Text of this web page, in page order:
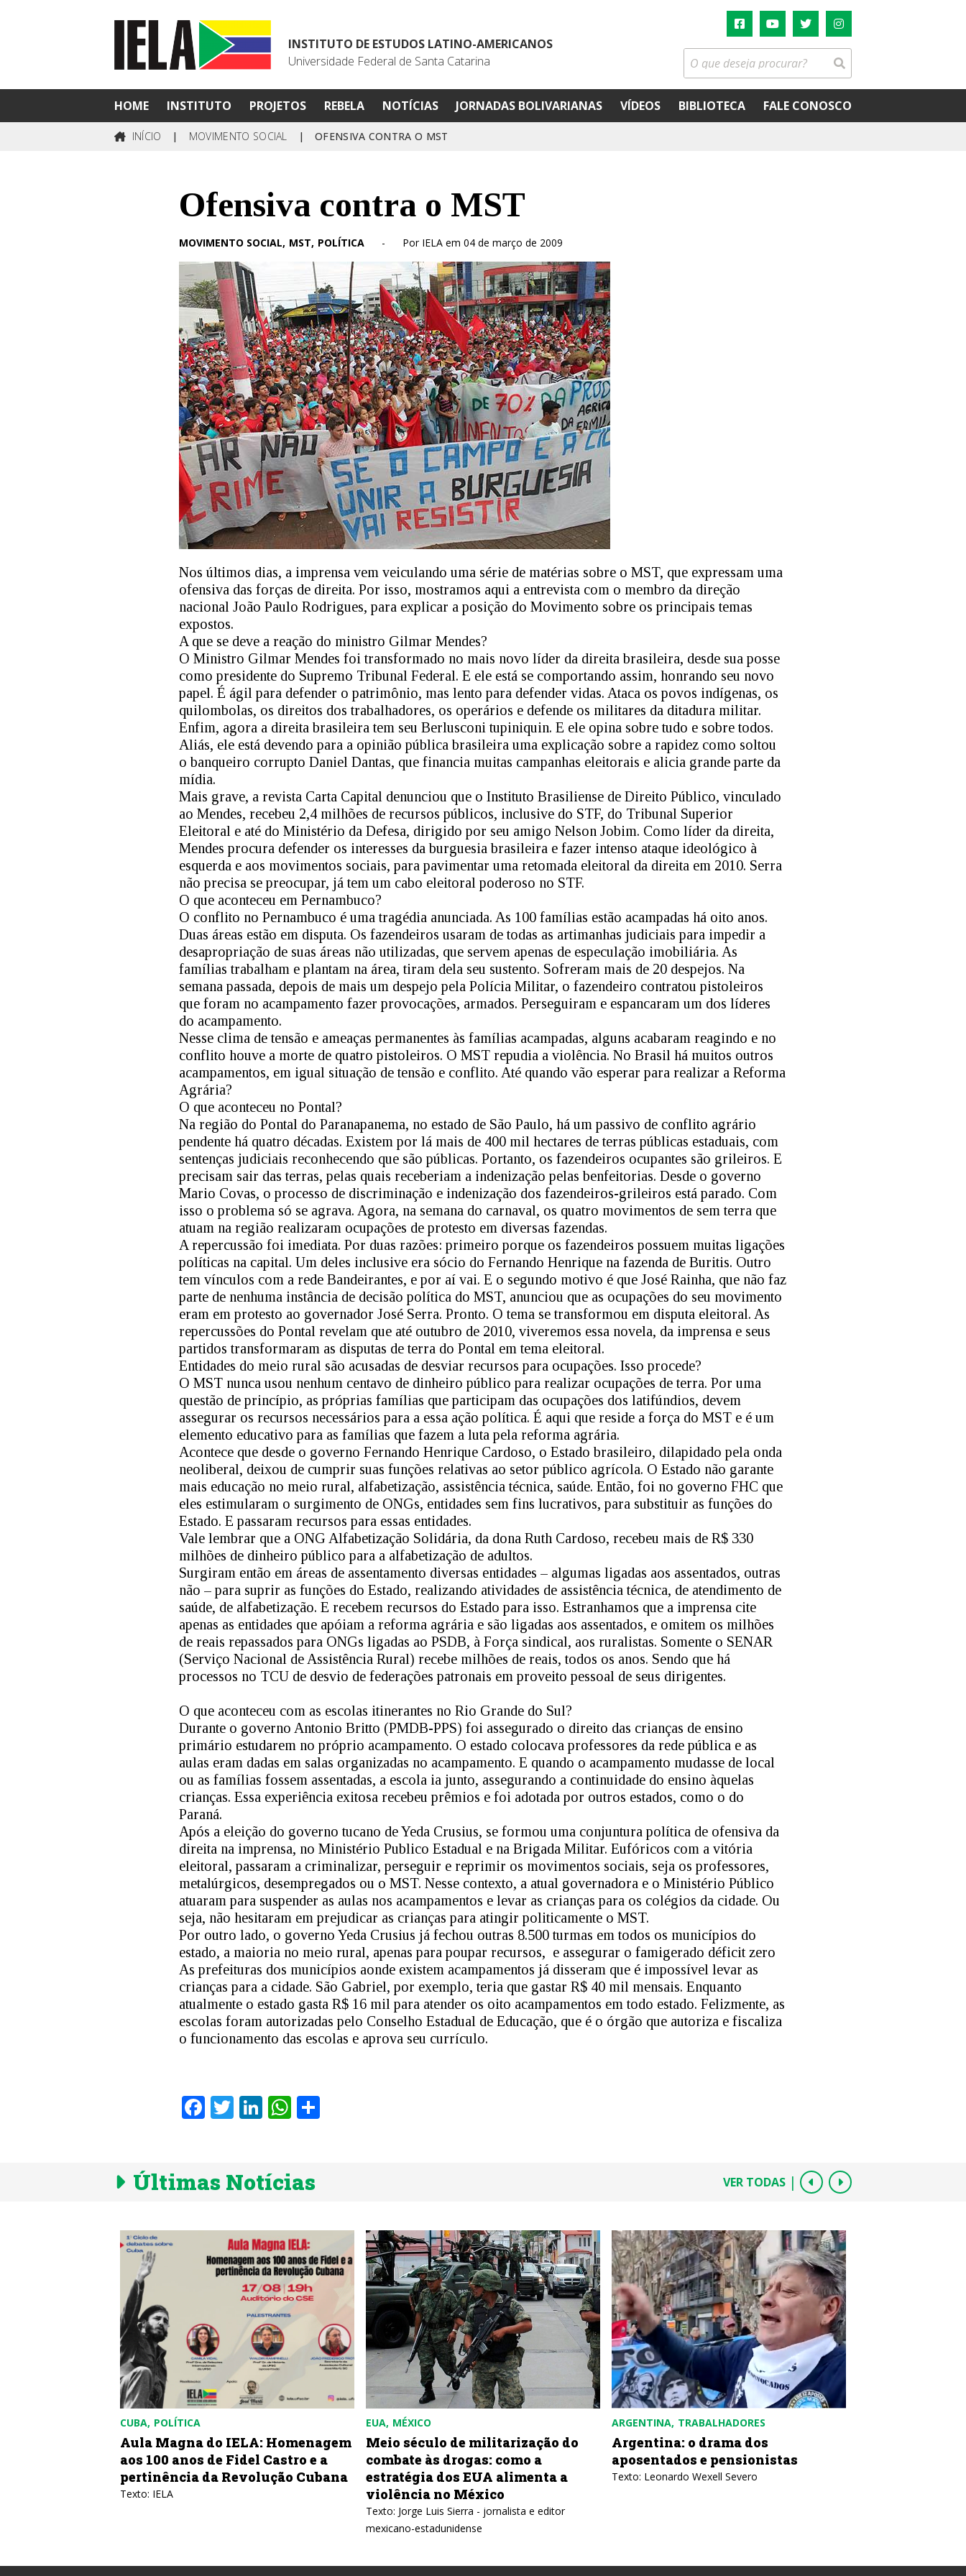
INSTITUTO DE ESTUDOS LATINO-AMERICANOS
Universidade Federal de Santa Catarina
HOME INSTITUTO PROJETOS REBELA NOTÍCIAS JORNADAS BOLIVARIANAS VÍDEOS BIBLIOTECA FALE CONOSCO
INÍCIO | MOVIMENTO SOCIAL | OFENSIVA CONTRA O MST
Ofensiva contra o MST
MOVIMENTO SOCIAL MST POLÍTICA - Por IELA em 04 de março de 2009
Nos últimos dias, a imprensa vem veiculando uma série de matérias sobre o MST, que expressam uma
ofensiva das forças de direita. Por isso, mostramos aqui a entrevista com o membro da direção
nacional João Paulo Rodrigues, para explicar a posição do Movimento sobre os principais temas
expostos.
A que se deve a reação do ministro Gilmar Mendes?
O Ministro Gilmar Mendes foi transformado no mais novo líder da direita brasileira, desde sua posse
como presidente do Supremo Tribunal Federal. E ele está se comportando assim, honrando seu novo
papel. É ágil para defender o patrimônio, mas lento para defender vidas. Ataca os povos indígenas, os
quilombolas, os direitos dos trabalhadores, os operários e defende os militares da ditadura militar.
Enfim, agora a direita brasileira tem seu Berlusconi tupiniquin. E ele opina sobre tudo e sobre todos.
Aliás, ele está devendo para a opinião pública brasileira uma explicação sobre a rapidez como soltou
o banqueiro corrupto Daniel Dantas, que financia muitas campanhas eleitorais e alicia grande parte da
mídia.
Mais grave, a revista Carta Capital denunciou que o Instituto Brasiliense de Direito Público, vinculado
ao Mendes, recebeu 2,4 milhões de recursos públicos, inclusive do STF, do Tribunal Superior
Eleitoral e até do Ministério da Defesa, dirigido por seu amigo Nelson Jobim. Como líder da direita,
Mendes procura defender os interesses da burguesia brasileira e fazer intenso ataque ideológico à
esquerda e aos movimentos sociais, para pavimentar uma retomada eleitoral da direita em 2010. Serra
não precisa se preocupar, já tem um cabo eleitoral poderoso no STF.
O que aconteceu em Pernambuco?
O conflito no Pernambuco é uma tragédia anunciada. As 100 famílias estão acampadas há oito anos.
Duas áreas estão em disputa. Os fazendeiros usaram de todas as artimanhas judiciais para impedir a
desapropriação de suas áreas não utilizadas, que servem apenas de especulação imobiliária. As
famílias trabalham e plantam na área, tiram dela seu sustento. Sofreram mais de 20 despejos. Na
semana passada, depois de mais um despejo pela Polícia Militar, o fazendeiro contratou pistoleiros
que foram no acampamento fazer provocações, armados. Perseguiram e espancaram um dos líderes
do acampamento.
Nesse clima de tensão e ameaças permanentes às famílias acampadas, alguns acabaram reagindo e no
conflito houve a morte de quatro pistoleiros. O MST repudia a violência. No Brasil há muitos outros
acampamentos, em igual situação de tensão e conflito. Até quando vão esperar para realizar a Reforma
Agrária?
O que aconteceu no Pontal?
Na região do Pontal do Paranapanema, no estado de São Paulo, há um passivo de conflito agrário
pendente há quatro décadas. Existem por lá mais de 400 mil hectares de terras públicas estaduais, com
sentenças judiciais reconhecendo que são públicas. Portanto, os fazendeiros ocupantes são grileiros. E
precisam sair das terras, pelas quais receberiam a indenização pelas benfeitorias. Desde o governo
Mario Covas, o processo de discriminação e indenização dos fazendeiros-grileiros está parado. Com
isso o problema só se agrava. Agora, na semana do carnaval, os quatro movimentos de sem terra que
atuam na região realizaram ocupações de protesto em diversas fazendas.
A repercussão foi imediata. Por duas razões: primeiro porque os fazendeiros possuem muitas ligações
políticas na capital. Um deles inclusive era sócio do Fernando Henrique na fazenda de Buritis. Outro
tem vínculos com a rede Bandeirantes, e por aí vai. E o segundo motivo é que José Rainha, que não faz
parte de nenhuma instância de decisão política do MST, anunciou que as ocupações do seu movimento
eram em protesto ao governador José Serra. Pronto. O tema se transformou em disputa eleitoral. As
repercussões do Pontal revelam que até outubro de 2010, viveremos essa novela, da imprensa e seus
partidos transformaram as disputas de terra do Pontal em tema eleitoral.
Entidades do meio rural são acusadas de desviar recursos para ocupações. Isso procede?
O MST nunca usou nenhum centavo de dinheiro público para realizar ocupações de terra. Por uma
questão de princípio, as próprias famílias que participam das ocupações dos latifúndios, devem
assegurar os recursos necessários para a essa ação política. É aqui que reside a força do MST e é um
elemento educativo para as famílias que fazem a luta pela reforma agrária.
Acontece que desde o governo Fernando Henrique Cardoso, o Estado brasileiro, dilapidado pela onda
neoliberal, deixou de cumprir suas funções relativas ao setor público agrícola. O Estado não garante
mais educação no meio rural, alfabetização, assistência técnica, saúde. Então, foi no governo FHC que
eles estimularam o surgimento de ONGs, entidades sem fins lucrativos, para substituir as funções do
Estado. E passaram recursos para essas entidades.
Vale lembrar que a ONG Alfabetização Solidária, da dona Ruth Cardoso, recebeu mais de R$ 330
milhões de dinheiro público para a alfabetização de adultos.
Surgiram então em áreas de assentamento diversas entidades – algumas ligadas aos assentados, outras
não – para suprir as funções do Estado, realizando atividades de assistência técnica, de atendimento de
saúde, de alfabetização. E recebem recursos do Estado para isso. Estranhamos que a imprensa cite
apenas as entidades que apóiam a reforma agrária e são ligadas aos assentados, e omitem os milhões
de reais repassados para ONGs ligadas ao PSDB, à Força sindical, aos ruralistas. Somente o SENAR
(Serviço Nacional de Assistência Rural) recebe milhões de reais, todos os anos. Sendo que há
processos no TCU de desvio de federações patronais em proveito pessoal de seus dirigentes.
O que aconteceu com as escolas itinerantes no Rio Grande do Sul?
Durante o governo Antonio Britto (PMDB-PPS) foi assegurado o direito das crianças de ensino
primário estudarem no próprio acampamento. O estado colocava professores da rede pública e as
aulas eram dadas em salas organizadas no acampamento. E quando o acampamento mudasse de local
ou as famílias fossem assentadas, a escola ia junto, assegurando a continuidade do ensino àquelas
crianças. Essa experiência exitosa recebeu prêmios e foi adotada por outros estados, como o do
Paraná.
Após a eleição do governo tucano de Yeda Crusius, se formou uma conjuntura política de ofensiva da
direita na imprensa, no Ministério Publico Estadual e na Brigada Militar. Eufóricos com a vitória
eleitoral, passaram a criminalizar, perseguir e reprimir os movimentos sociais, seja os professores,
metalúrgicos, desempregados ou o MST. Nesse contexto, a atual governadora e o Ministério Público
atuaram para suspender as aulas nos acampamentos e levar as crianças para os colégios da cidade. Ou
seja, não hesitaram em prejudicar as crianças para atingir politicamente o MST.
Por outro lado, o governo Yeda Crusius já fechou outras 8.500 turmas em todos os municípios do
estado, a maioria no meio rural, apenas para poupar recursos, e assegurar o famigerado déficit zero
As prefeituras dos municípios aonde existem acampamentos já disseram que é impossível levar as
crianças para a cidade. São Gabriel, por exemplo, teria que gastar R$ 40 mil mensais. Enquanto
atualmente o estado gasta R$ 16 mil para atender os oito acampamentos em todo estado. Felizmente, as
escolas foram autorizadas pelo Conselho Estadual de Educação, que é o órgão que autoriza e fiscaliza
o funcionamento das escolas e aprova seu currículo.
Facebook
TwitterLinkedInWhatsApp
Últimas Notícias VER TODAS |
CUBA POLÍTICA
Aula Magna do IELA: Homenagem
aos 100 anos de Fidel Castro e a
pertinência da Revolução Cubana
Texto: IELA
EUA MÉXICO
Meio século de militarização do
combate às drogas: como a
estratégia dos EUA alimenta a
violência no México
Texto: Jorge Luis Sierra - jornalista e editor
mexicano-estadunidense
ARGENTINA TRABALHADORES
Argentina: o drama dos
aposentados e pensionistas
Texto: Leonardo Wexell Severo